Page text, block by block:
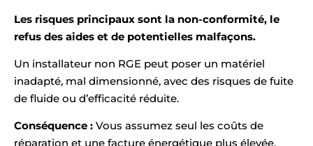
Les risques principaux sont la non-conformité, le
refus des aides et de potentielles malfaçons.
Un installateur non RGE peut poser un matériel
inadapté, mal dimensionné, avec des risques de fuite
de fluide ou d’efficacité réduite.
Conséquence : Vous assumez seul les coûts de
réparation et une facture énergétique plus élevée.